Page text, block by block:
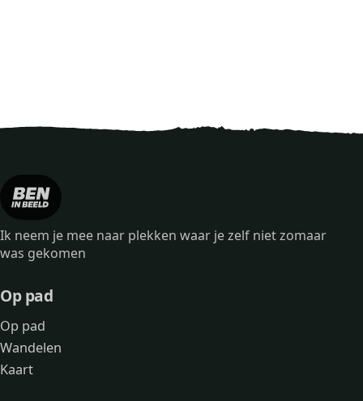
Ik neem je mee naar plekken waar je zelf niet zomaar
was gekomen
Op pad
Op pad
Wandelen
Kaart